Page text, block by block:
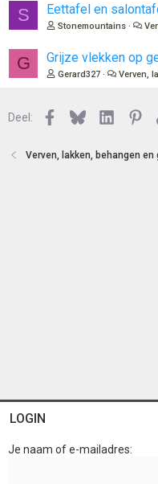
S Eettafel en
Stonemountains
G Grijze vlekken op
Gerard327 Verven,
Deel: Facebook
BlueskyLinkedIn
Verven, lakken, behangen en
LOGIN
Je naam of e-mailadres